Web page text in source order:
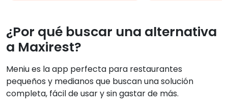
¿Por qué buscar una alternativa
a Maxirest?
Meniu es la app perfecta para restaurantes
pequeños y medianos que buscan una solución
completa, fácil de usar y sin gastar de más.